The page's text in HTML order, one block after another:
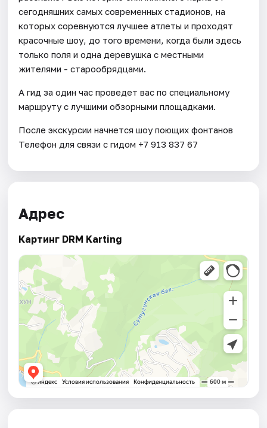
сегодняшних самых современных стадионов, на
которых соревнуются лучшее атлеты и проходят
красочные шоу, до того времени, когда были здесь
только поля и одна деревушка с местными
жителями - старообрядцами.
А гид за один час проведет вас по специальному
маршруту с лучшими обзорными площадками.
После экскурсии начнется шоу поющих фонтанов
Телефон для связи с гидом +7 913 837 67
Адрес
Картинг DRM Karting